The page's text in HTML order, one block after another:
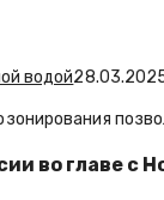
водой
во главе с